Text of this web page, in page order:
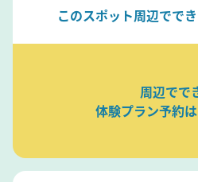
このスポット周辺でで
周辺でで
体験プラン予約